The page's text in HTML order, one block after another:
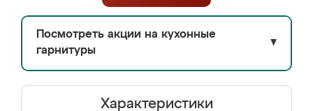
Посмотреть акции на кухонные
гарнитуры
▼
Характеристики